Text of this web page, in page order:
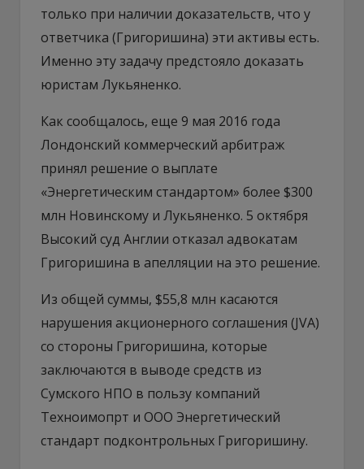
только при наличии доказательств, что у
ответчика (Григоришина) эти активы есть.
Именно эту задачу предстояло доказать
юристам Лукьяненко.
Как сообщалось, еще 9 мая 2016 года
Лондонский коммерческий арбитраж
принял решение о выплате
«Энергетическим стандартом» более $300
млн Новинскому и Лукьяненко. 5 октября
Высокий суд Англии отказал адвокатам
Григоришина в апелляции на это решение.
Из общей суммы, $55,8 млн касаются
нарушения акционерного соглашения (JVA)
со стороны Григоришина, которые
заключаются в выводе средств из
Сумского НПО в пользу компаний
Техноимопрт и ООО Энергетический
стандарт подконтрольных Григоришину.